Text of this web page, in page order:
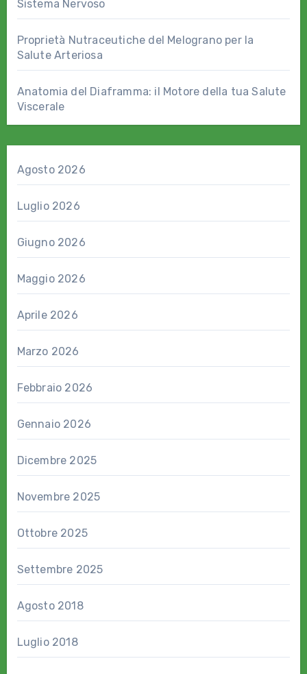
Sistema Nervoso
Proprietà Nutraceutiche del Melograno per la
Salute Arteriosa
Anatomia del Diaframma: il Motore della tua Salute
Viscerale
Agosto 2026
Luglio 2026
Giugno 2026
Maggio 2026
Aprile 2026
Marzo 2026
Febbraio 2026
Gennaio 2026
Dicembre 2025
Novembre 2025
Ottobre 2025
Settembre 2025
Agosto 2018
Luglio 2018